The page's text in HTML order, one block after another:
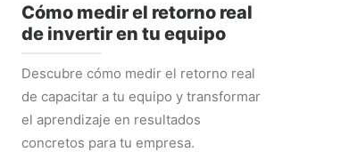
Cómo medir el retorno real
de invertir en tu equipo
Descubre cómo medir el retorno real
de capacitar a tu equipo y transformar
el aprendizaje en resultados
concretos para tu empresa.